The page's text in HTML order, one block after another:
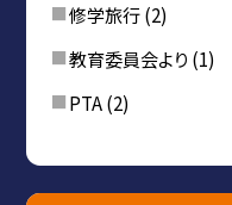
修学旅行(2)
教育委員会より (1)
PTA(2)